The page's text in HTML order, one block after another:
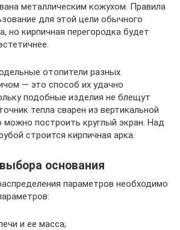
металлическим кожухом. Правила
для этой цели обычного
но кирпичная перегородка будет
отопители разных
— это способ их удачно
подобные изделия не блещут
тепла сварен из вертикальной
можно построить круглый экран. Над
строится кирпичная арка.
основания
параметров необходимо
и ее масса;